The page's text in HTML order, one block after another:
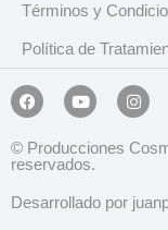
Términos y
Política de
© Producciones
reservados.
Desarrollado por